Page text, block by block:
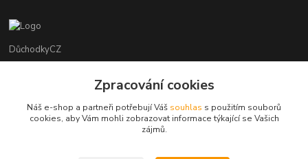
DůchodkyCZ
+420 412384749
objednavky@duchodky.cz
Zpracování cookies
Náš e-shop a partneři potřebují Váš souhlas s použitím souborů
cookies, aby Vám mohli zobrazovat informace týkající se Vašich
zájmů.